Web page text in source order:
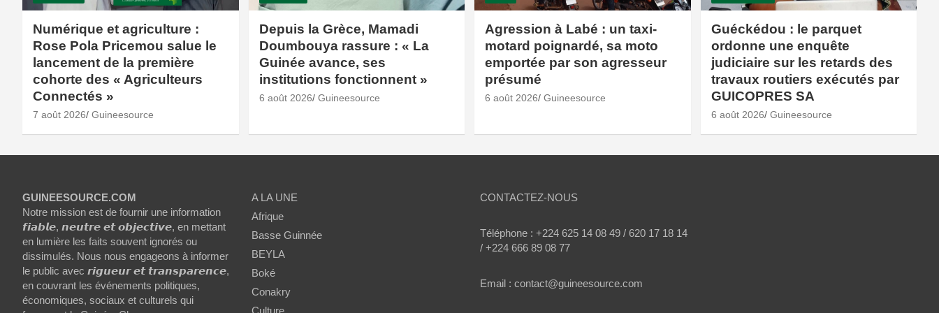
Numérique et agriculture :
Rose Pola Pricemou salue le
lancement de la première
cohorte des « Agriculteurs
Connectés »
7 août 2026 Guineesource
Depuis la Grèce, Mamadi
Doumbouya rassure : « La
Guinée avance, ses
institutions fonctionnent »
6 août 2026 Guineesource
Agression à Labé : un taxi-
motard poignardé, sa moto
emportée par son agresseur
présumé
6 août 2026 Guineesource
Guéckédou : le parquet
ordonne une enquête
judiciaire sur les retards des
travaux routiers exécutés par
GUICOPRES SA
6 août 2026 Guineesource
GUINEESOURCE.COM
Notre mission est de fournir une information
𝙛𝙞𝙖𝙗𝙡𝙚, 𝙣𝙚𝙪𝙩𝙧𝙚 𝙚𝙩 𝙤𝙗𝙟𝙚𝙘𝙩𝙞𝙫𝙚, en mettant
en lumière les faits souvent ignorés ou
dissimulés. Nous nous engageons à informer
le public avec 𝙧𝙞𝙜𝙪𝙚𝙪𝙧 𝙚𝙩 𝙩𝙧𝙖𝙣𝙨𝙥𝙖𝙧𝙚𝙣𝙘𝙚,
en couvrant les événements politiques,
économiques, sociaux et culturels qui
A LA UNE
Afrique
Basse Guinnée
BEYLA
Boké
Conakry
Culture
CONTACTEZ-NOUS
Téléphone : +224 625 14 08 49 / 620 17 18 14
/ +224 666 89 08 77
Email : contact@guineesource.com